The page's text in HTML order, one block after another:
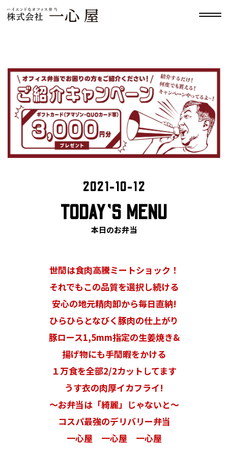
2021-10-12
TODAY’S MENU
本日のお弁当
世間は食肉高騰ミートショック！
それでもこの品質を選択し続ける
安心の地元精肉卸から毎日直納!
ひらひらとなびく豚肉の仕上がり
豚ロース1,5mm指定の生姜焼き&
揚げ物にも手間暇をかける
１万食を全部2/2カットしてます
うす衣の肉厚イカフライ!
〜お弁当は「綺麗」じゃないと〜
コスパ最強のデリバリー弁当
一心屋 一心屋 一心屋